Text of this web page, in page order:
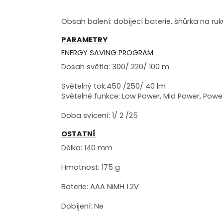
Obsah balení: dobíjecí baterie, šňůrka na
PARAMETRY
ENERGY SAVING PROGRAM
Dosah světla: 300/ 220/ 100 m
Světelný tok:450 /250/ 40 lm
Světelné funkce: Low Power, Mid Power,
Doba svícení: 1/ 2 /25
OSTATNÍ
Délka: 140 mm
Hmotnost: 175 g
Baterie: AAA NiMH 1.2V
Dobíjení: Ne